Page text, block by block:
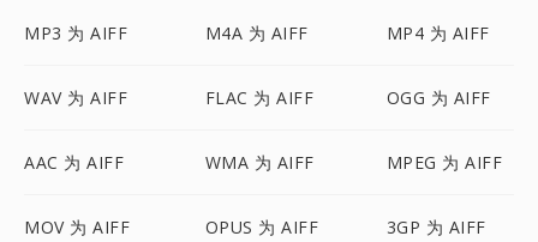
MP3 为 AIFF M4A 为 AIFF MP4 为 AIFF
WAV 为 AIFF FLAC 为 AIFF OGG 为 AIFF
AAC 为 AIFF WMA 为 AIFF MPEG 为 AIFF
MOV 为 AIFF OPUS 为 AIFF 3GP 为 AIFF